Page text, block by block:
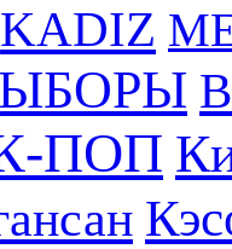
KADIZ
ПОП